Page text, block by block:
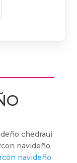
chedraui
navideño
navideño